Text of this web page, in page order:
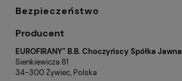
Bezpieczeństwo
Producent
EUROFIRANY” B.B. Choczyńscy Spółka Jawna
Sienkiewicza 81
34-300 Żywiec, Polska